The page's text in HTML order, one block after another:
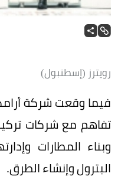
رويترز (إسطنبول)
تفاهم مع شركات
وبناء المطارات
البترول وإنشاء الطرق.